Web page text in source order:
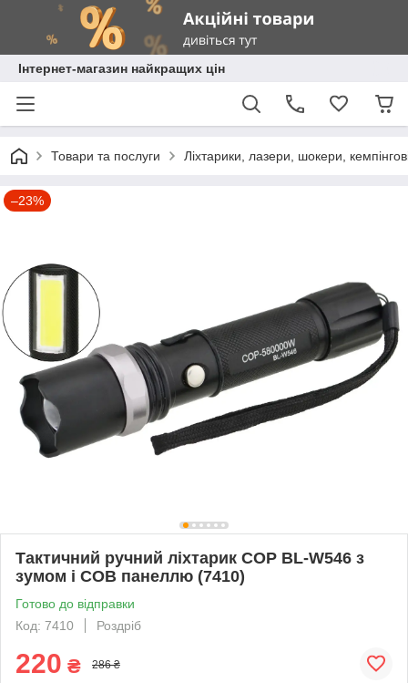
Інтернет-магазин найкращих цін
Товари та послуги Ліхтарики, лазери, шокери, кемпінгові
–23%
Тактичний ручний ліхтарик COP BL-W546 з
зумом і COB панеллю (7410)
Готово до відправки
Код: 7410
Роздріб
220 ₴ 286 ₴